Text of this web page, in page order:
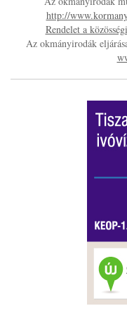
http://
Rendelet a
Az okmányirodák